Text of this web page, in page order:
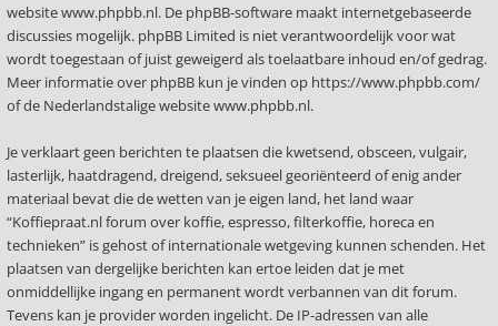
websitewww.phpbb.nl. De phpBB-software maakt internetgebaseerde
discussies mogelijk. phpBB Limited is niet verantwoordelijk voor wat
wordt toegestaan of juist geweigerd als toelaatbare inhoud en/of gedrag.
Meer informatie over phpBB kun je vinden op https://www.phpbb.com/
of de Nederlandstalige websitewww.phpbb.nl.
Je verklaart geen berichten te plaatsen die kwetsend, obsceen, vulgair,
lasterlijk, haatdragend, dreigend, seksueel georiënteerd of enig ander
materiaal bevat die de wetten van je eigen land, het land waar
“Koffiepraat.nl forum over koffie, espresso, filterkoffie, horeca en
technieken” is gehost of internationale wetgeving kunnen schenden. Het
plaatsen van dergelijke berichten kan ertoe leiden dat je met
onmiddellijke ingang en permanent wordt verbannen van dit forum.
Tevens kan je provider worden ingelicht. De IP-adressen van alle